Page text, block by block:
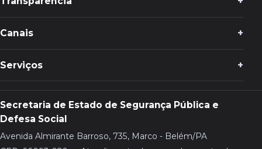
Canais
Serviços
Secretaria de Estado de Segurança Pública e
Defesa Social
Avenida Almirante Barroso, 735, Marco - Belém/PA